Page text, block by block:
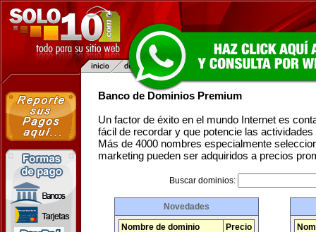
Banco de Dominios Premium
Un factor de éxito en el mundo Internet es
fácil de recordar y que potencie las
Más de 4000 nombres especialmente
marketing pueden ser adquiridos a precios
Buscar dominios:
Novedades
Nombre de dominio Precio